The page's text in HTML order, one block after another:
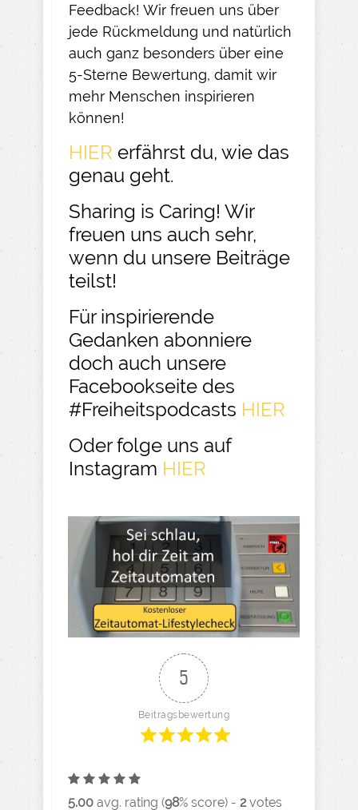
Feedback! Wir freuen uns über
jede Rückmeldung und natürlich
auch ganz besonders über eine
5-Sterne Bewertung, damit wir
mehr Menschen inspirieren
können!
HIER erfährst du, wie das
genau geht.
Sharing is Caring! Wir
freuen uns auch sehr,
wenn du unsere Beiträge
teilst!
Für inspirierende
Gedanken abonniere
doch auch unsere
Facebookseite des
#Freiheitspodcasts HIER
Oder folge uns auf
Instagram HIER
5
Beitragsbewertung
5.00 avg. rating (98% score) - 2votes